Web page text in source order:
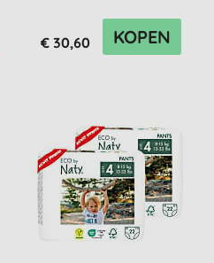
€ 30,60 KOPEN